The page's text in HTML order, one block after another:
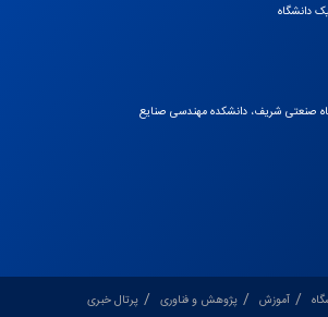
دانشگاه
صنعتی شریف، دانشکده مهندسی صنایع
آموزش پژوهش و فناوری پرتال خبری